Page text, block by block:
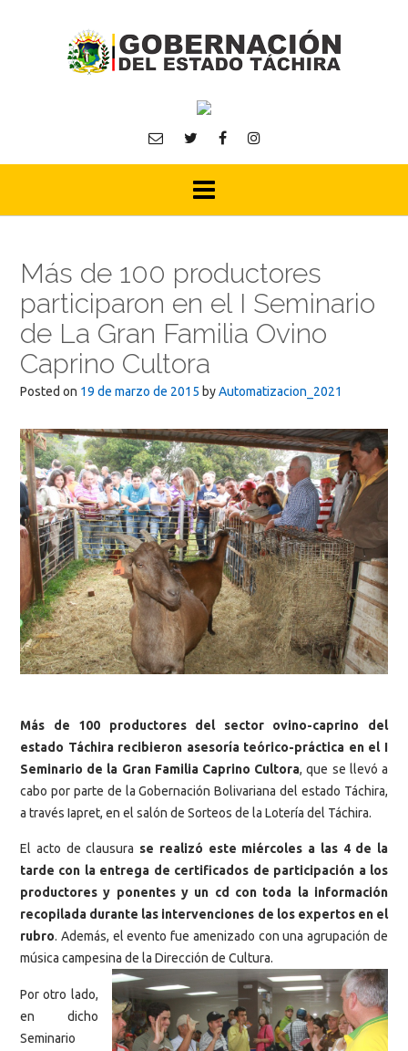
Más de 100 productores
participaron en el I Seminario
de La Gran Familia Ovino
Caprino Cultora
Posted on 19 de marzo de 2015 byAutomatizacion_2021
Más de 100 productores del sector ovino-caprino del
estado Táchira recibieron asesoría teórico-práctica en el I
Seminario de la Gran Familia Caprino Cultora, que se llevó a
cabo por parte de la Gobernación Bolivariana del estado Táchira,
a través Iapret, en el salón de Sorteos de la Lotería del Táchira.
El acto de clausura se realizó este miércoles a las 4 de la
tarde con la entrega de certificados de participación a los
productores y ponentes y un cd con toda la información
recopilada durante las intervenciones de los expertos en el
rubro. Además, el evento fue amenizado con una agrupación de
música campesina de la Dirección de Cultura.
Por otro lado,
en dicho
Seminario